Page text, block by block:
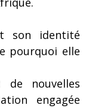
son identité
pourquoi elle
de nouvelles
engagée